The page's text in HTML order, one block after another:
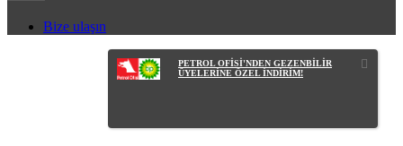
Bize ulaşın
PETROL OFİSİ'NDEN GEZENBİLİR
ÜYELERİNE ÖZEL İNDİRİM!